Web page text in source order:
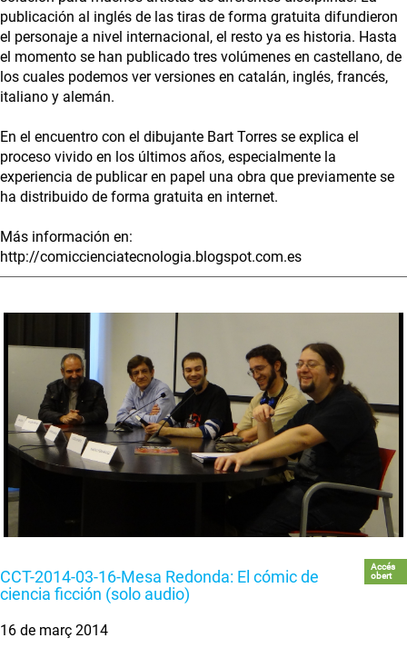
publicación al inglés de las tiras de forma gratuita difundieron
el personaje a nivel internacional, el resto ya es historia. Hasta
el momento se han publicado tres volúmenes en castellano, de
los cuales podemos ver versiones en catalán, inglés, francés,
italiano y alemán.
En el encuentro con el dibujante Bart Torres se explica el
proceso vivido en los últimos años, especialmente la
experiencia de publicar en papel una obra que previamente se
ha distribuido de forma gratuita en internet.
Más información en:
http://comiccienciatecnologia.blogspot.com.es
CCT-2014-03-16-Mesa Redonda: El cómic de
ciencia ficción (solo audio)
Accés
obert
16 de març 2014